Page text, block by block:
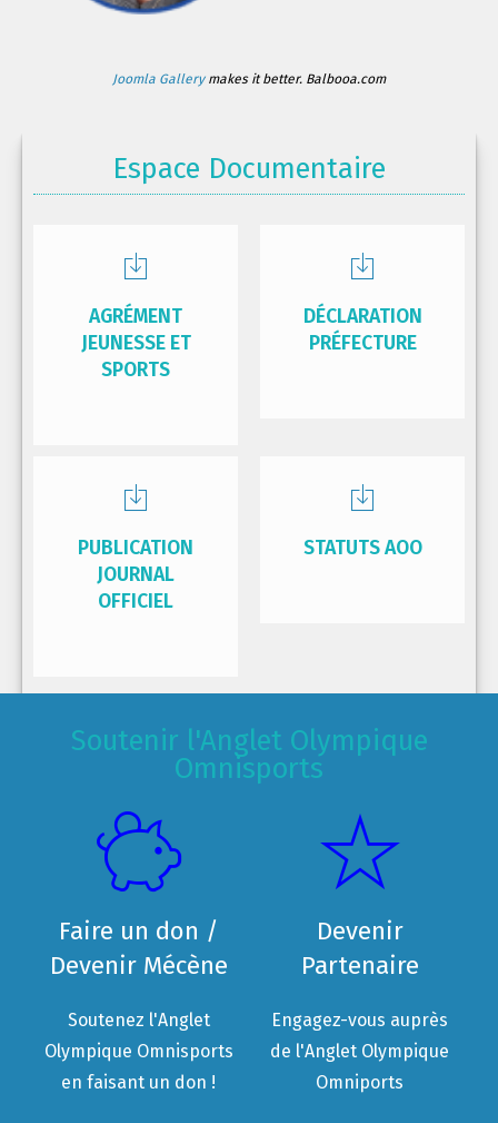
Joomla Gallerymakes it better. Balbooa.com
Espace Documentaire
AGRÉMENT
JEUNESSE ET
SPORTS
DÉCLARATION
PRÉFECTURE
PUBLICATION
JOURNAL
OFFICIEL
STATUTS AOO
Soutenir l'Anglet Olympique
Omnisports
Faire un don /
Devenir Mécène
Soutenez l'Anglet
Olympique Omnisports
en faisant un don !
Devenir
Partenaire
Engagez-vous auprès
de l'Anglet Olympique
Omniports